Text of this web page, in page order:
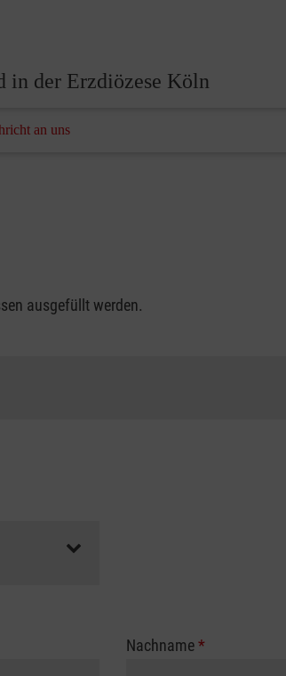
in der Erzdiözese Köln
an uns
ausgefüllt werden.
Nachname*